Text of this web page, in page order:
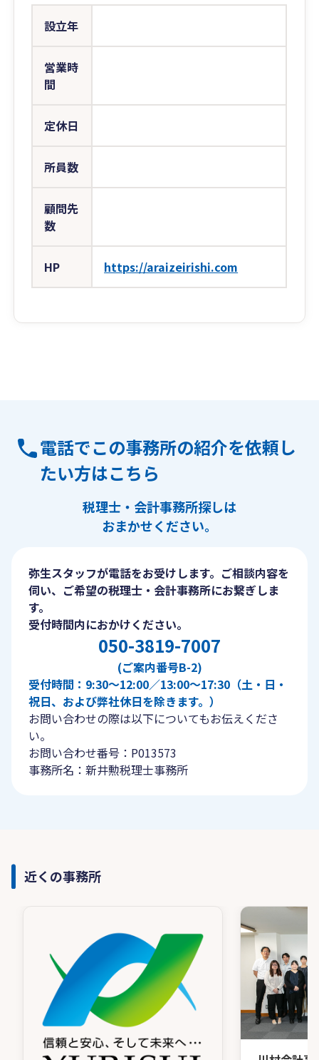
設立年
営業時
間
定休日
所員数
顧問先
数
HP https://araizeirishi.com
電話でこの事務所の紹介を依頼し
たい方はこちら
税理士・会計事務所探しは
おまかせください。
弥生スタッフが電話をお受けします。ご相談内容を
伺い、ご希望の税理士・会計事務所にお繋ぎしま
す。
受付時間内におかけください。
050-3819-7007
(ご案内番号B-2)
受付時間：9:30〜12:00／13:00〜17:30（土・日・
祝日、および弊社休日を除きます。）
お問い合わせの際は以下についてもお伝えくださ
い。
お問い合わせ番号：P013573
事務所名：新井勲税理士事務所
近くの事務所